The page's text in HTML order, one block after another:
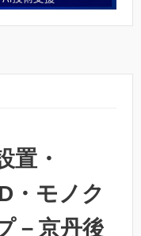
置・
・モノク
－京丹後